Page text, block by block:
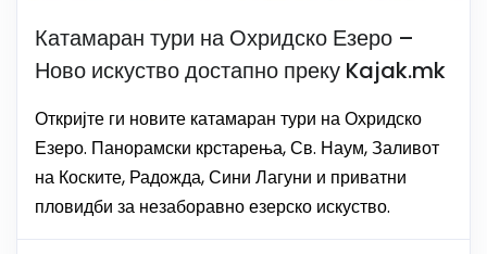
Катамаран тури на Охридско Езеро –
Ново искуство достапно преку Kajak.mk
Откријте ги новите катамаран тури на Охридско
Езеро. Панорамски крстарења, Св. Наум, Заливот
на Коските, Радожда, Сини Лагуни и приватни
пловидби за незаборавно езерско искуство.